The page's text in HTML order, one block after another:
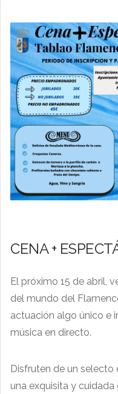
CENA +
El próximo 15 de abril,
del mundo del
actuación algo único e
música en directo.
Disfruten de un
una exquisita y